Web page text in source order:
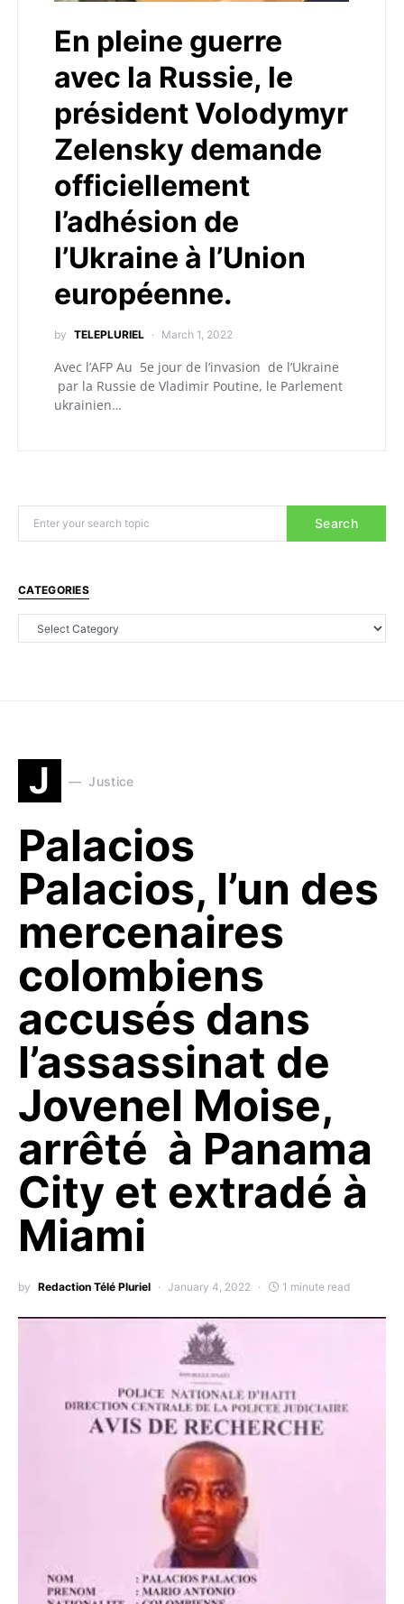
En pleine guerre
avec la Russie, le
président Volodymyr
Zelensky demande
officiellement
l’adhésion de
l’Ukraine à l’Union
européenne.
by TELEPLURIEL March 1, 2022
Avec l’AFP Au 5e jour de l’invasion de l’Ukraine
par la Russie de Vladimir Poutine, le Parlement
ukrainien…
Search
CATEGORIES
J Justice
Palacios
Palacios, l’un des
mercenaires
colombiens
accusés dans
l’assassinat de
Jovenel Moise,
arrêté à Panama
City et extradé à
Miami
by Redaction Télé Pluriel January 4, 2022 1 minute read